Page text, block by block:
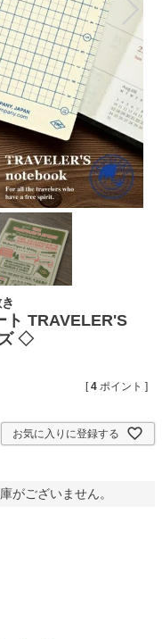
ト TRAVELER'S
◇
[4 ポイント ]
お気に入りに登録する
がございません。